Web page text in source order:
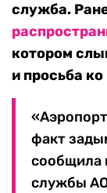
служба.
котором
и просьба
факт
сообщила
службы